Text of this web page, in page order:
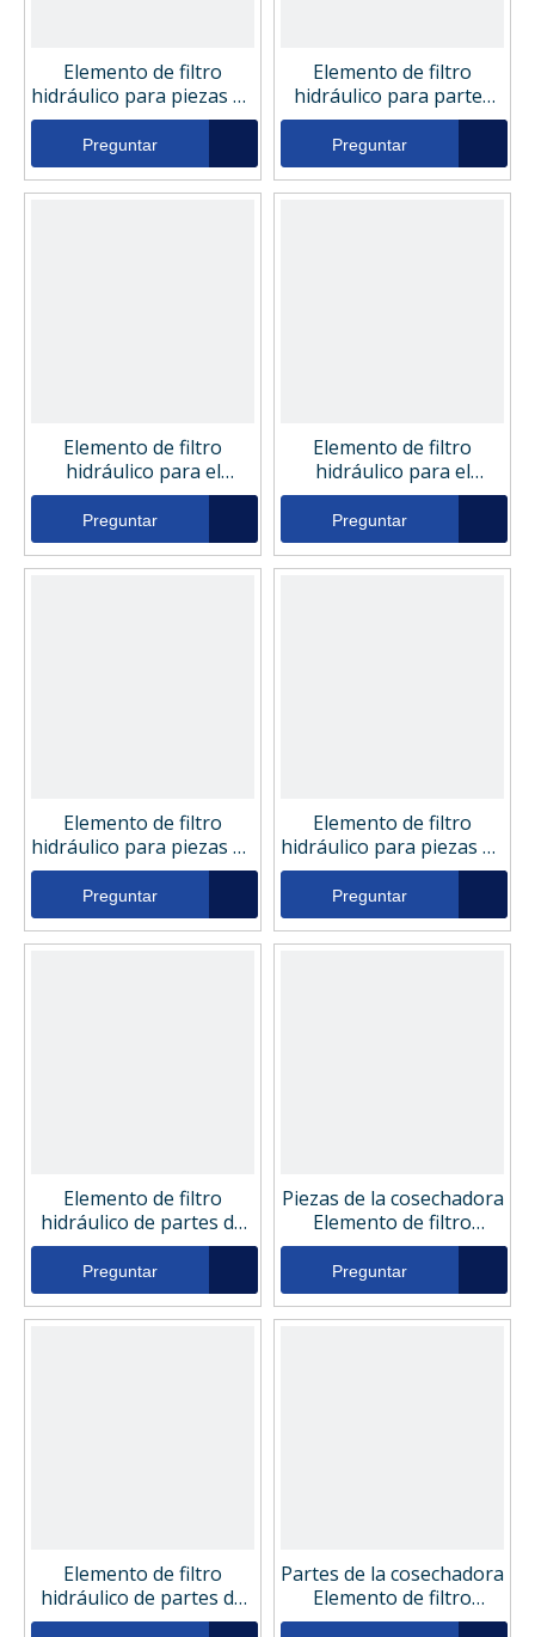
Elemento de filtro
hidráulico para piezas de
la cosechadora Dynapac
801079
Preguntar
Elemento de filtro
hidráulico para partes
de la cosechadora
Driltech 001044167
Preguntar
Elemento de filtro
hidráulico para el
tocador de piezas de la
cosechadora S28MPG
Preguntar
Elemento de filtro
hidráulico para el
tocador de piezas de la
cosechadora H4104004
Preguntar
Elemento de filtro
hidráulico para piezas de
la cosechadora Ditch
Witch 155910
Preguntar
Elemento de filtro
hidráulico para piezas de
la cosechadora Denison
DE0121B1P10
Preguntar
Elemento de filtro
hidráulico de partes de
la cosechadora
35330007
Preguntar
Piezas de la cosechadora
Elemento de filtro
hidráulico 1321111
Preguntar
Elemento de filtro
hidráulico de partes de
la cosechadora
Partes de la cosechadora
Elemento de filtro
hidráulico DHE3A